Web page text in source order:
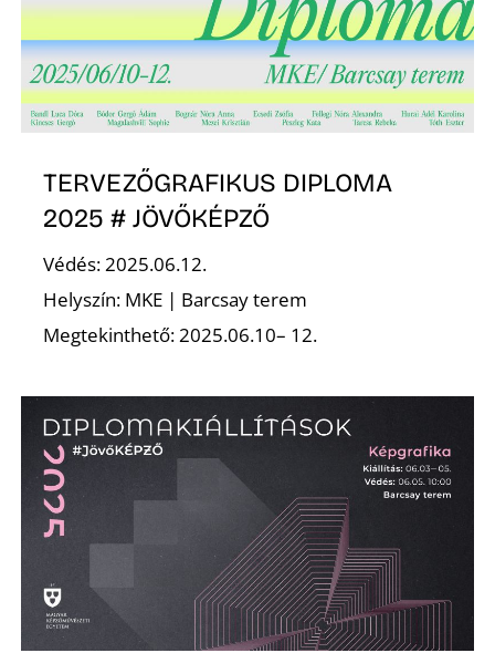
TERVEZŐGRAFIKUS DIPLOMA
2025 # JÖVŐKÉPZŐ
Védés: 2025.06.12.
Helyszín: MKE | Barcsay terem
Megtekinthető: 2025.06.10– 12.